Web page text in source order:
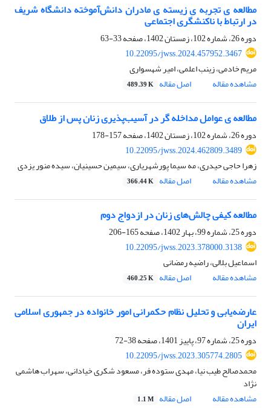
مطالعه ی تجربه ی زیسته ی مادران دانش‌آموخته دانشگاه شریف
در ارتباط با ناکنشگری اجتماعی
دوره 26، شماره 102، زمستان 1402، صفحه
33-63
10.22095/jwss.2024.457952.3467
مریم خادمی، زینب اعلمی، امیر شهسواری
مشاهده مقاله
اصل مقاله 489.39 K
مطالعه ی عوامل مداخله گر در آسیب‌پذیری زنان پس از طلاق
دوره 26، شماره 102، زمستان 1402، صفحه
157-178
10.22095/jwss.2024.462809.3489
زهرا حاجی حیدری، مه سیما پورشهریاری، سیمین حسینیان، سیده منور یزدی
مشاهده مقاله
اصل مقاله 366.44 K
مطالعه کیفی چالش‌های زنان در ازدواج دوم
دوره 25، شماره 99، بهار 1402، صفحه
165-206
10.22095/jwss.2023.378000.3138
اسماعیل بلالی، راضیه رمضانی
مشاهده مقاله
اصل مقاله 460.25 K
عارضه‌یابی و تحلیل نظام حکمرانی امور خانواده در جمهوری اسلامی
ایران
دوره 25، شماره 97، پاییز 1401، صفحه
38-72
10.22095/jwss.2023.305774.2805
محمدصالح طیب نیا، مهدی ستوده فر، مسعود شکری خیادانی، سهراب هاشمی
نژاد
مشاهده مقاله
اصل مقاله 1.1 M